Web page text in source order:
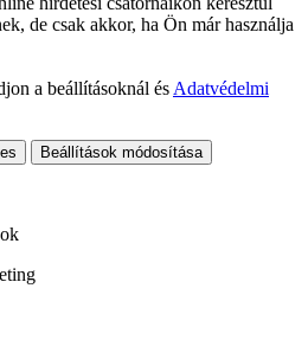
de csak akkor, ha Ön már használja
a beállításoknál és Adatvédelmi
Beállítások módosítása